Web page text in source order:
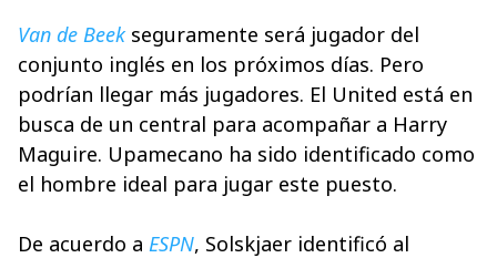
Van de Beek seguramente será jugador del
conjunto inglés en los próximos días. Pero
podrían llegar más jugadores. El United está en
busca de un central para acompañar a Harry
Maguire. Upamecano ha sido identificado como
el hombre ideal para jugar este puesto.
De acuerdo a ESPN, Solskjaer identificó al